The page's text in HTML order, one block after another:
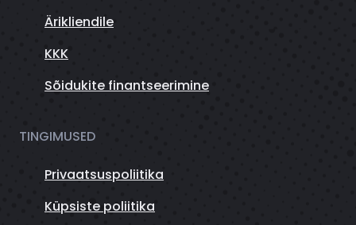
Ärikliendile
KKK
Sõidukite finantseerimine
TINGIMUSED
Privaatsuspoliitika
Küpsiste poliitika